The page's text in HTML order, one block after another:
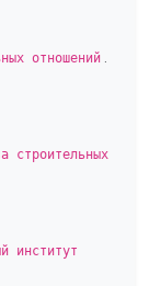
отношений
строительных
институт